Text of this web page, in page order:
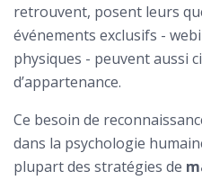
retrouvent, posent leurs
événements exclusifs -
physiques - peuvent aussi
d’appartenance.
Ce besoin de
dans la psychologie
plupart des stratégies de